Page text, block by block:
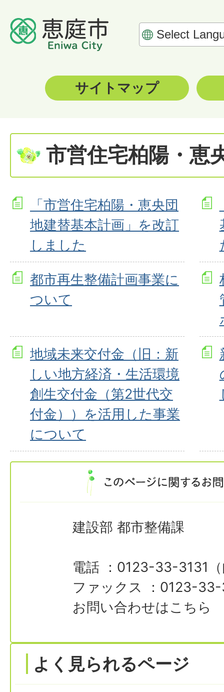
サイトマップ
市営住宅柏陽・恵
「市営住宅柏陽・恵央団
地建替基本計画」を改訂
しました
都市再生整備計画事業に
ついて
地域未来交付金（旧：新
しい地方経済・生活環境
創生交付金（第2世代交
付金））を活用した事業
について
建設部 都市整備課
電話 ：0123-33-3131
ファックス ：0123-
お問い合わせはこちら
よく見られるページ